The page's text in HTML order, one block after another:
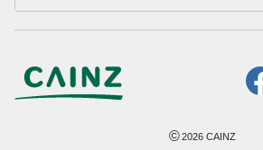
©2026 CAINZ